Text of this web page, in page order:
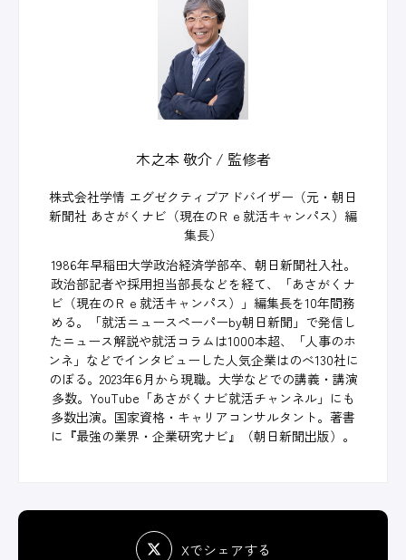
木之本 敬介 / 監修者
株式会社学情 エグゼクティブアドバイザー（元・朝日
新聞社 あさがくナビ（現在のＲｅ就活キャンパス）編
集長）
1986年早稲田大学政治経済学部卒、朝日新聞社入社。
政治部記者や採用担当部長などを経て、「あさがくナ
ビ（現在のＲｅ就活キャンパス）」編集長を10年間務
める。「就活ニュースペーパーby朝日新聞」で発信し
たニュース解説や就活コラムは1000本超、「人事のホ
ンネ」などでインタビューした人気企業はのべ130社に
のぼる。2023年6月から現職。大学などでの講義・講演
多数。YouTube「あさがくナビ就活チャンネル」にも
多数出演。国家資格・キャリアコンサルタント。著書
に『最強の業界・企業研究ナビ』（朝日新聞出版）。
Xでシェアする